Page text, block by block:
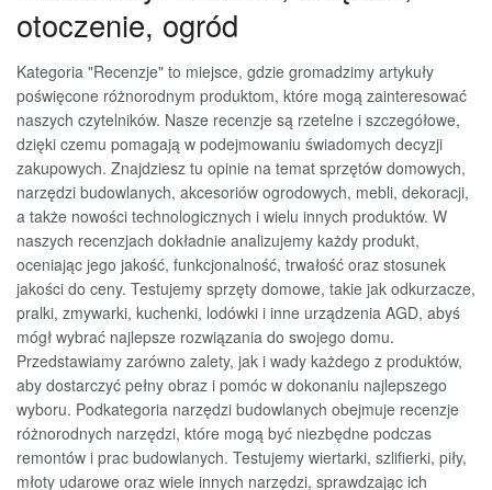
otoczenie, ogród
Kategoria "Recenzje" to miejsce, gdzie gromadzimy artykuły
poświęcone różnorodnym produktom, które mogą zainteresować
naszych czytelników. Nasze recenzje są rzetelne i szczegółowe,
dzięki czemu pomagają w podejmowaniu świadomych decyzji
zakupowych. Znajdziesz tu opinie na temat sprzętów domowych,
narzędzi budowlanych, akcesoriów ogrodowych, mebli, dekoracji,
a także nowości technologicznych i wielu innych produktów. W
naszych recenzjach dokładnie analizujemy każdy produkt,
oceniając jego jakość, funkcjonalność, trwałość oraz stosunek
jakości do ceny. Testujemy sprzęty domowe, takie jak odkurzacze,
pralki, zmywarki, kuchenki, lodówki i inne urządzenia AGD, abyś
mógł wybrać najlepsze rozwiązania do swojego domu.
Przedstawiamy zarówno zalety, jak i wady każdego z produktów,
aby dostarczyć pełny obraz i pomóc w dokonaniu najlepszego
wyboru. Podkategoria narzędzi budowlanych obejmuje recenzje
różnorodnych narzędzi, które mogą być niezbędne podczas
remontów i prac budowlanych. Testujemy wiertarki, szlifierki, piły,
młoty udarowe oraz wiele innych narzędzi, sprawdzając ich